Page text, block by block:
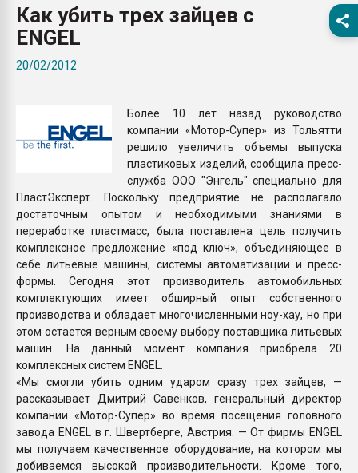
первый план в
бутылок
ПЕРЕЙТИ НА
Как убить трех зайцев с
ENGEL
20/02/2012
Более 10 лет назад руководство
компании «Мотор-Супер» из Тольятти
решило увеличить объемы выпуска
пластиковых изделий, сообщила пресс-
служба ООО "Энгель" специально для
ПластЭксперт. Поскольку предприятие не располагало
достаточным опытом и необходимыми знаниями в
переработке пластмасс, была поставлена цель получить
комплексное предложение «под ключ», объединяющее в
себе литьевые машины, системы автоматизации и пресс-
формы. Сегодня этот производитель автомобильных
комплектующих имеет обширный опыт собственного
производства и обладает многочисленными ноу-хау, но при
этом остается верным своему выбору поставщика литьевых
машин. На данный момент компания приобрела 20
комплексных систем ENGEL.
«Мы смогли убить одним ударом сразу трех зайцев, —
рассказывает Дмитрий Савенков, генеральный директор
компании «Мотор-Супер» во время посещения головного
завода ENGEL в г. Швертберге, Австрия. — От фирмы ENGEL
мы получаем качественное оборудование, на котором мы
добиваемся высокой производительности. Кроме того,